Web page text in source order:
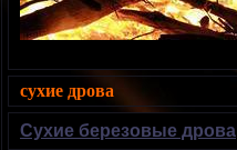
сухие дрова
Сухие березовые дрова